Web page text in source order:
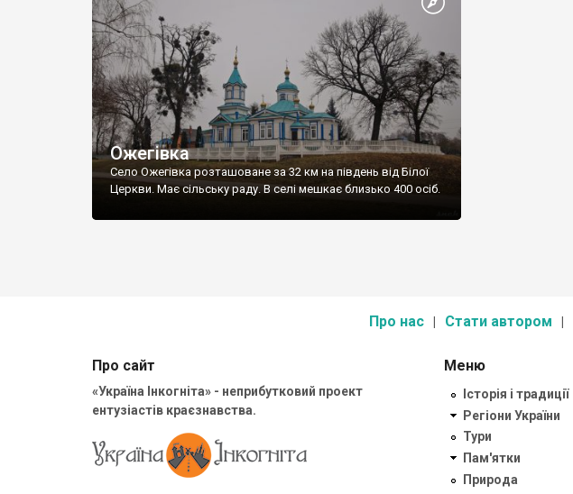
Ожегівка
Село Ожегівка розташоване за 32 км на південь від Білої
Церкви. Має сільську раду. В селі мешкає близько 400 осіб.
Про нас Стати автором
Про сайт
«Україна Інкогніта» - неприбутковий проект
ентузіастів краєзнавства.
Меню
Історія і традиції
Регіони України
Тури
Пам'ятки
Природа